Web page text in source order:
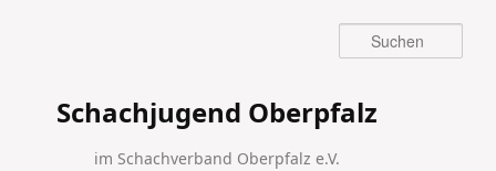
Schachjugend Oberpfalz
im Schachverband Oberpfalz e.V.
Suchen